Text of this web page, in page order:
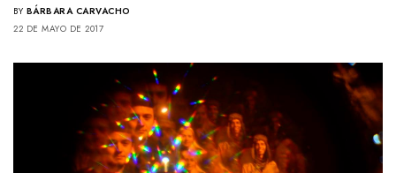
BY BÁRBARA CARVACHO
22 DE MAYO DE 2017